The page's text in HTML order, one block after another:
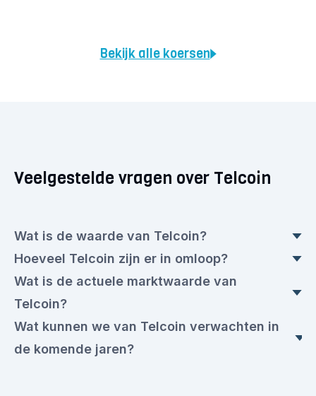
Bekijk alle koersen
Veelgestelde vragen over Telcoin
Wat is de waarde van Telcoin?
De actuele Telcoin koers is op dit moment
opzichte van gisteren.
Hoeveel Telcoin zijn er in omloop?
euro per stuk.
Wat is de actuele marktwaarde van
Telcoin?
€ 130.245.116,00 euro.
Wat kunnen we van Telcoin verwachten in
de komende jaren?